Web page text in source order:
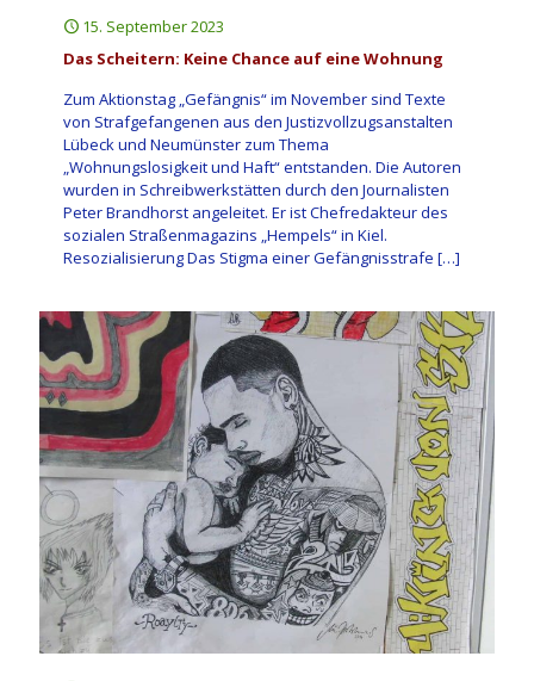
15. September 2023
Das Scheitern: Keine Chance auf eine Wohnung
Zum Aktionstag „Gefängnis“ im November sind Texte
von Strafgefangenen aus den Justizvollzugsanstalten
Lübeck und Neumünster zum Thema
„Wohnungslosigkeit und Haft“ entstanden. Die Autoren
wurden in Schreibwerkstätten durch den Journalisten
Peter Brandhorst angeleitet. Er ist Chefredakteur des
sozialen Straßenmagazins „Hempels“ in Kiel.
Resozialisierung Das Stigma einer Gefängnisstrafe […]